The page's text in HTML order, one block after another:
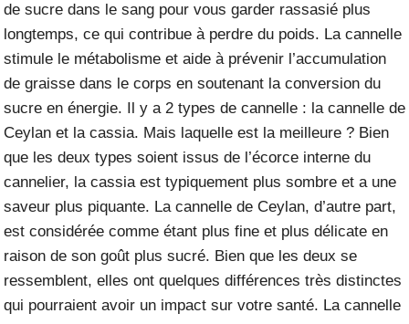
de sucre dans le sang pour vous garder rassasié plus
longtemps, ce qui contribue à perdre du poids. La cannelle
stimule le métabolisme et aide à prévenir l’accumulation
de graisse dans le corps en soutenant la conversion du
sucre en énergie. Il y a 2 types de cannelle : la cannelle de
Ceylan et la cassia. Mais laquelle est la meilleure ? Bien
que les deux types soient issus de l’écorce interne du
cannelier, la cassia est typiquement plus sombre et a une
saveur plus piquante. La cannelle de Ceylan, d’autre part,
est considérée comme étant plus fine et plus délicate en
raison de son goût plus sucré. Bien que les deux se
ressemblent, elles ont quelques différences très distinctes
qui pourraient avoir un impact sur votre santé. La cannelle